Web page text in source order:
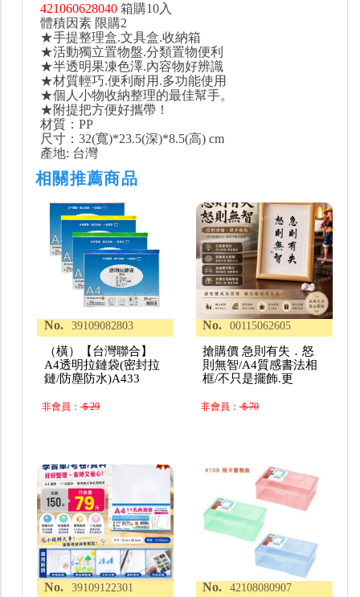
421060628040 箱購10入
體積因素 限購2
★手提整理盒.文具盒.收納箱
★活動獨立置物盤.分類置物便利
★半透明果凍色澤.內容物好辨識
★材質輕巧.便利耐用.多功能使用
★個人小物收納整理的最佳幫手。
★附提把方便好攜帶！
材質：PP
尺寸：32(寬)*23.5(深)*8.5(高) cm
產地: 台灣
相關推薦商品
No. 39109082803
（橫）【台灣聯合】
A4透明拉鏈袋(密封拉
鏈/防塵防水)A433
非會員：＄29
No. 00115062605
搶購價 急則有失．怒
則無智/A4質感書法相
框/不只是擺飾.更
非會員：＄70
No. 39109122301 No. 42108080907